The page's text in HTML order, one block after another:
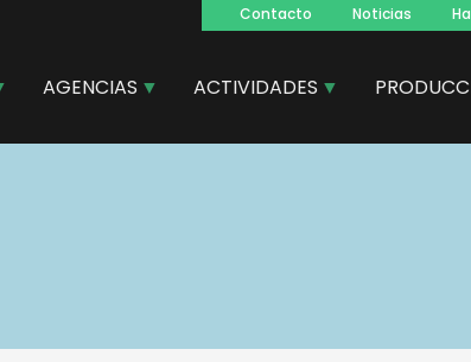
Navegacion
principal
Contacto Noticias
AGENCIAS ACTIVIDADES